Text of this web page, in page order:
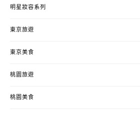
明星妝容系列
東京旅遊
東京美食
桃園旅遊
桃園美食